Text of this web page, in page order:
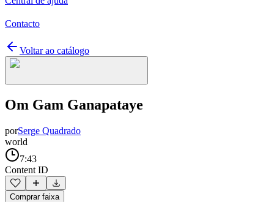
Contacto
Voltar ao catálogo
Om Gam Ganapataye
porSerge Quadrado
world
7:43
Content ID
Comprar faixa